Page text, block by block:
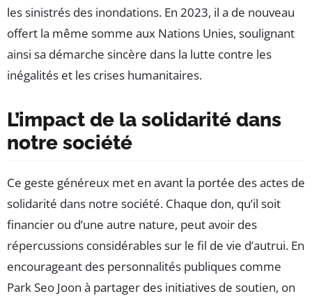
les sinistrés des inondations. En 2023, il a de nouveau
offert la même somme aux Nations Unies, soulignant
ainsi sa démarche sincère dans la lutte contre les
inégalités et les crises humanitaires.
L’impact de la solidarité dans
notre société
Ce geste généreux met en avant la portée des actes de
solidarité dans notre société. Chaque don, qu’il soit
financier ou d’une autre nature, peut avoir des
répercussions considérables sur le fil de vie d’autrui. En
encourageant des personnalités publiques comme
Park Seo Joon à partager des initiatives de soutien, on